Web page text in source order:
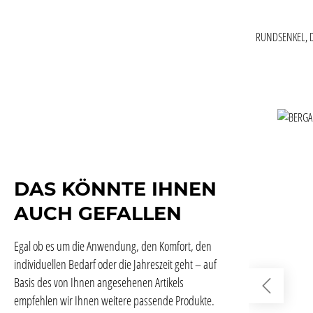
DAS KÖNNTE IHNEN
AUCH GEFALLEN
Egal ob es um die Anwendung, den Komfort, den
individuellen Bedarf oder die Jahreszeit geht – auf
Basis des von Ihnen angesehenen Artikels
empfehlen wir Ihnen weitere passende Produkte.
RUNDSENKEL,